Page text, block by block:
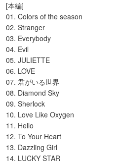
[本編]
01. Colors of the season
02. Stranger
03. Everybody
04. Evil
05. JULIETTE
06. LOVE
07. 君がいる世界
08. Diamond Sky
09. Sherlock
10. Love Like Oxygen
11. Hello
12. To Your Heart
13. Dazzling Girl
14. LUCKY STAR